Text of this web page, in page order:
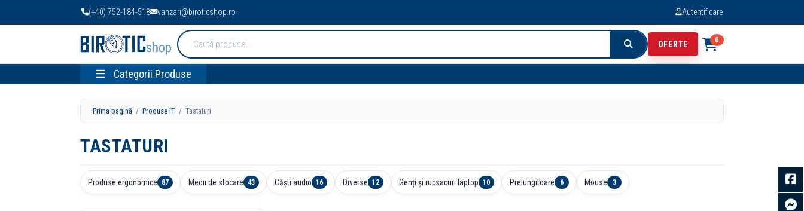
(+40) 752-184-518 vanzari@biroticshop.ro Autentificare
Cauta
produse:
OFERTE 0
Categorii Produse
Prima pagină /Produse IT / Tastaturi
TASTATURI
Produse ergonomice 87 Medii de stocare 43 Căști audio 16 Diverse 12 Genți și rucsacuri laptop 10 Prelungitoare 6 Mouse 3